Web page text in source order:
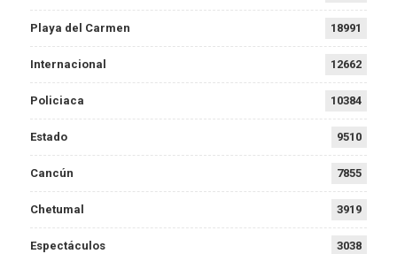
Playa del Carmen 18991
Internacional 12662
Policiaca 10384
Estado 9510
Cancún 7855
Chetumal 3919
Espectáculos 3038